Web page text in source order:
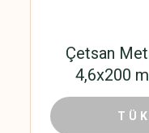
Çetsan
4,6x200
762,00 TL